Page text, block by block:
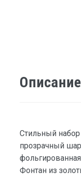
Описание
Стильный
прозрачный
Фонтан из